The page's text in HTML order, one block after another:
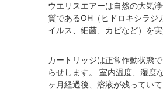
ウエリスエアーは自然の大気
質であるOH（ヒドロキシラジ
イルス、細菌、カビなど）を実
カートリッジは正常作動状態
らせします。 室内温度、湿度
ヶ月経過後、溶液が残ってい